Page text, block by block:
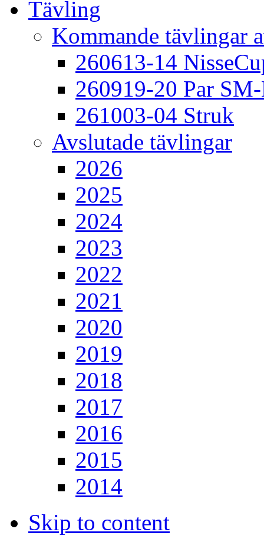
Tävling
Kommande tävlingar
260613-14
260919-20 Par
261003-04 Struk
Avslutade tävlingar
2026
2025
2024
2023
2022
2021
2020
2019
2018
2017
2016
2015
2014
Skip to content